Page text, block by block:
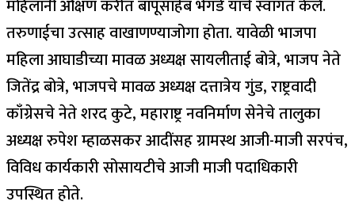
महिलांनी औक्षण करीत बापूसाहेब भेगडे यांचे स्वागत केले.
तरुणाईचा उत्साह वाखाणण्याजोगा होता. यावेळी भाजपा
महिला आघाडीच्या मावळ अध्यक्ष सायलीताई बोत्रे, भाजप नेते
जितेंद्र बोत्रे, भाजपचे मावळ अध्यक्ष दत्तात्रेय गुंड, राष्ट्रवादी
काँग्रेसचे नेते शरद कुटे, महाराष्ट्र नवनिर्माण सेनेचे तालुका
अध्यक्ष रुपेश म्हाळसकर आदींसह ग्रामस्थ आजी-माजी सरपंच,
विविध कार्यकारी सोसायटीचे आजी माजी पदाधिकारी
उपस्थित होते.